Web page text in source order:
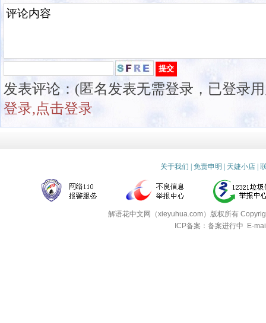
发表评论：(匿名发表无需登录，已登录
登录,点击登录
关于我们 免责申明 天婕小店
解语花中文网（xieyuhua.com）版权所有
ICP备案：备案进行中
E-